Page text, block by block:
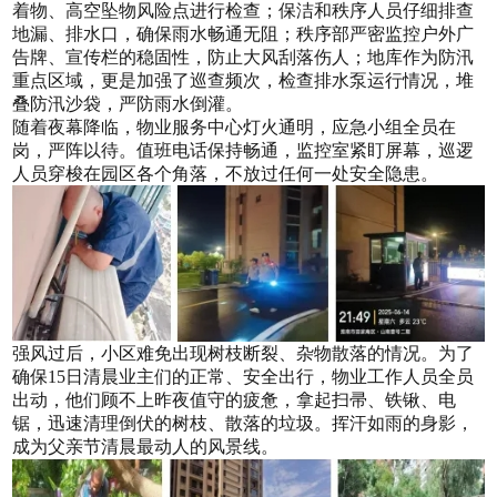
着物、高空坠物风险点进行检查；保洁和秩序人员仔细排查
地漏、排水口，确保雨水畅通无阻；秩序部严密监控户外广
告牌、宣传栏的稳固性，防止大风刮落伤人；地库作为防汛
重点区域，更是加强了巡查频次，检查排水泵运行情况，堆
叠防汛沙袋，严防雨水倒灌。
随着夜幕降临，物业服务中心灯火通明，应急小组全员在
岗，严阵以待。值班电话保持畅通，监控室紧盯屏幕，巡逻
人员穿梭在园区各个角落，不放过任何一处安全隐患 。
强风过后，小区难免出现树枝断裂、杂物散落的情况。为了
确保15日清晨业主们的正常、安全出行，物业工作人员全员
出动 ，他们顾不上昨夜值守的疲惫，拿起扫帚、铁锹、电
锯，迅速清理倒伏的树枝、散落的垃圾。挥汗如雨的身影，
成为父亲节清晨最动人的风景线。